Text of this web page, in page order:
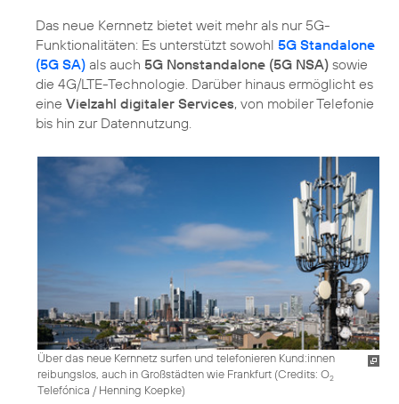
Das neue Kernnetz bietet weit mehr als nur 5G-
Funktionalitäten: Es unterstützt sowohl 5G Standalone
(5G SA) als auch 5G Nonstandalone (5G NSA) sowie
die 4G/LTE-Technologie. Darüber hinaus ermöglicht es
eine Vielzahl digitaler Services, von mobiler Telefonie
bis hin zur Datennutzung.
Über das neue Kernnetz surfen und telefonieren Kund:innen
reibungslos, auch in Großstädten wie Frankfurt (Credits: O2
Telefónica / Henning Koepke)